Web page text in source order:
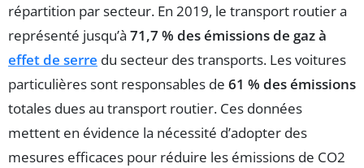
répartition par secteur. En 2019, le transport routier a
représenté jusqu’à 71,7 % des émissions de gaz à
effet de serre du secteur des transports. Les voitures
particulières sont responsables de 61 % des émissions
totales dues au transport routier. Ces données
mettent en évidence la nécessité d’adopter des
mesures efficaces pour réduire les émissions de CO2